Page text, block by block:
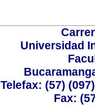
Universidad
Telefax: (57)
Fax: